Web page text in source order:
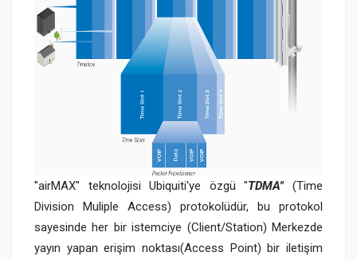
"airMAX" teknolojisi Ubiquiti'ye özgü "TDMA"(Time
Division Muliple Access) protokolüdür, bu protokol
sayesinde her bir istemciye (Client/Station) Merkezde
yayın yapan erişim noktası(Access Point) bir iletişim